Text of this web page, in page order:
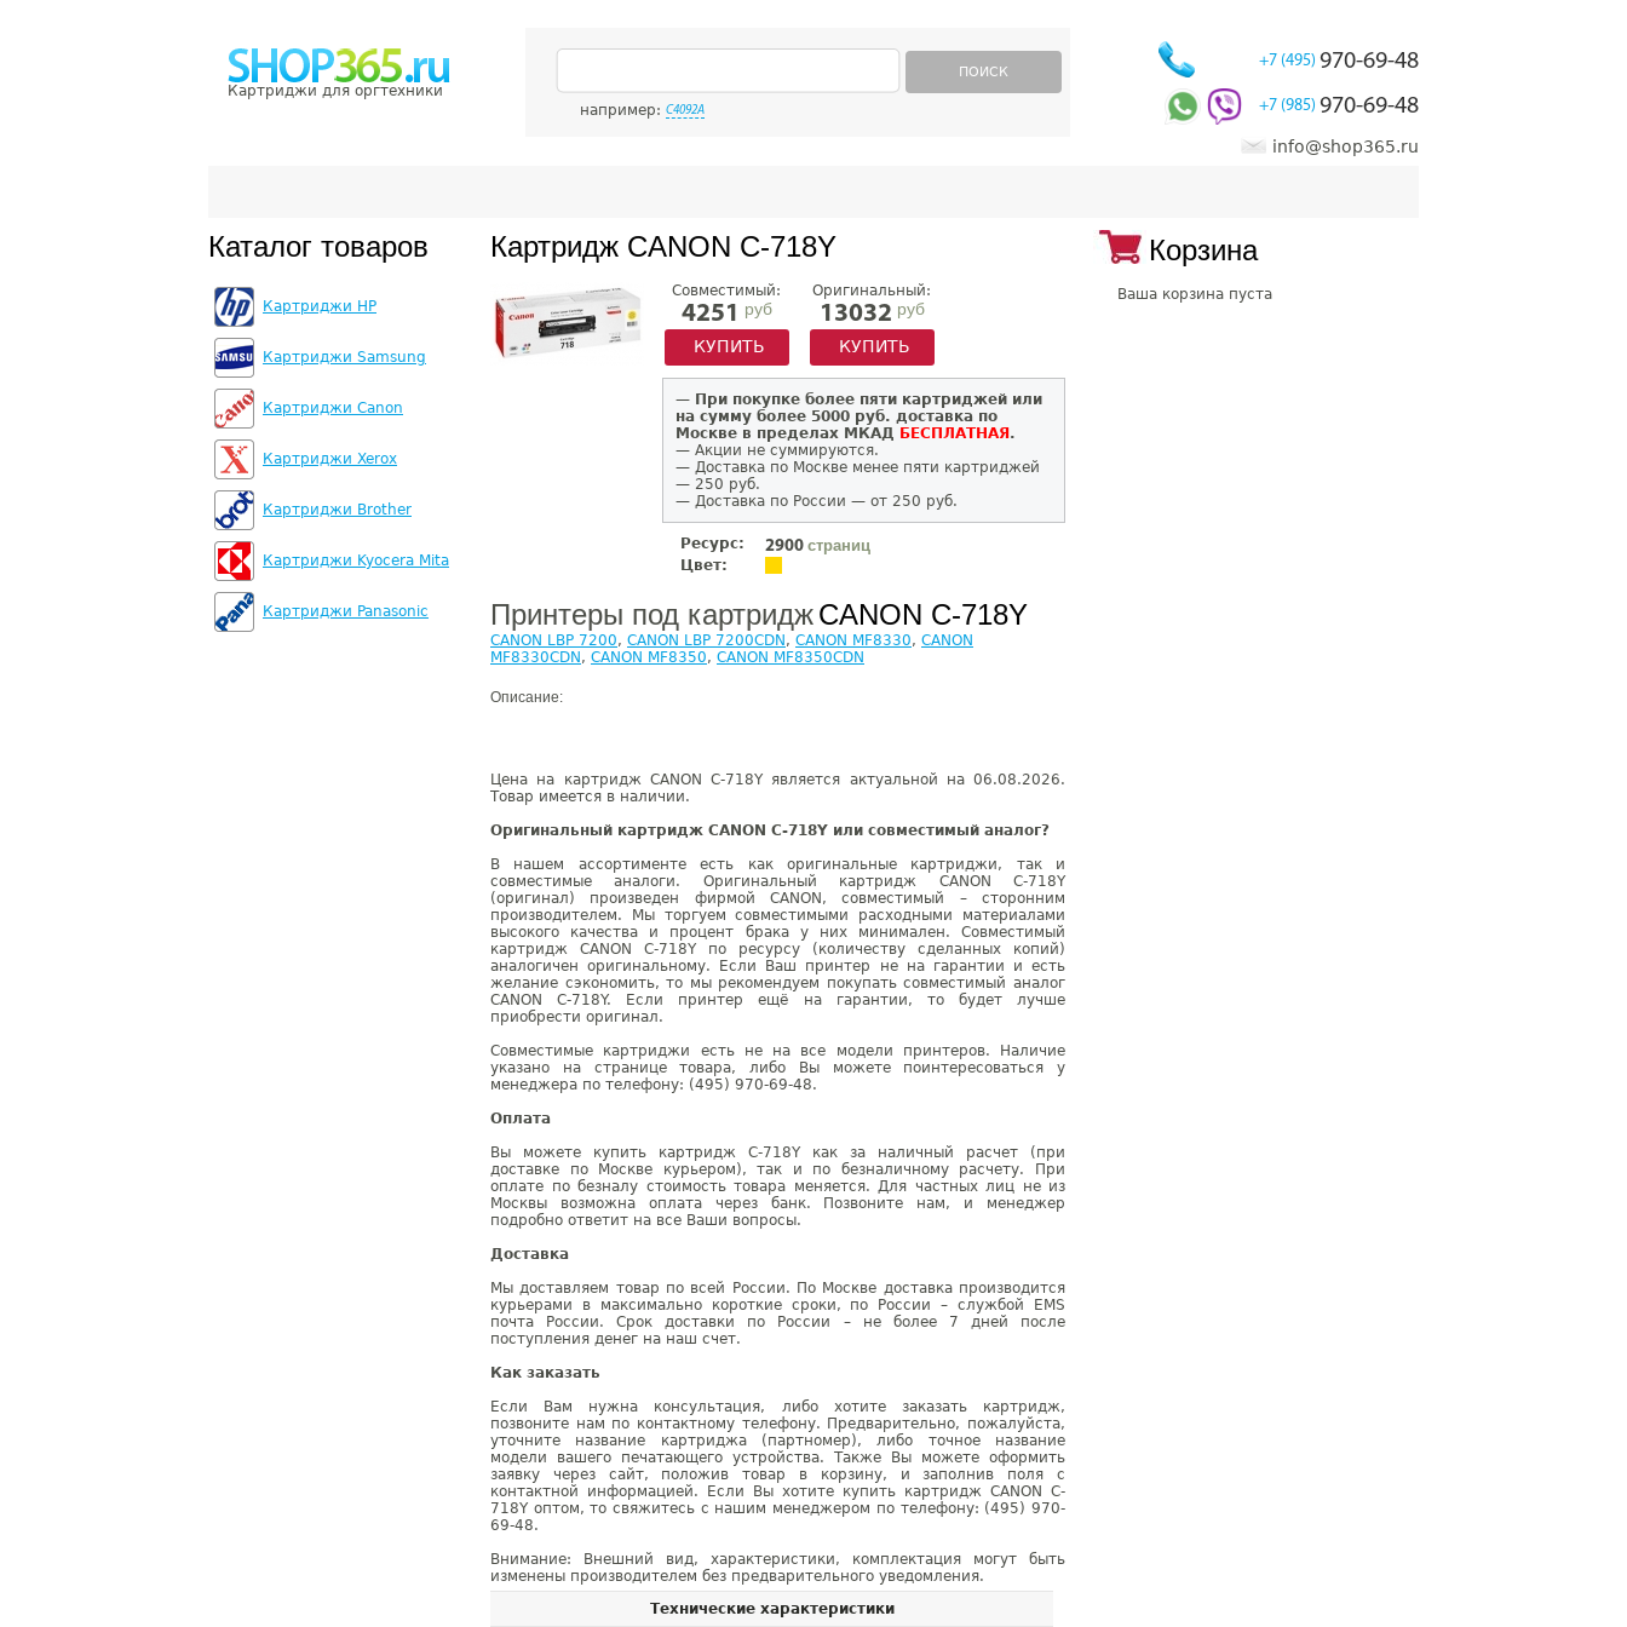
Картриджи для оргтехники
ПОИСК
например: C4092A
+7 (495) 970-69-48
+7 (985) 970-69-48
info@shop365.ru
Каталог товаров
Картриджи HP
Картриджи Samsung
Картриджи Canon
Картриджи Xerox
Картриджи Brother
Картриджи Kyocera Mita
Картриджи Panasonic
Картридж CANON C-718Y
Совместимый:
4251
руб
КУПИТЬ
Оригинальный:
13032 руб
КУПИТЬ
— При покупке более пяти картриджей или
на сумму более 5000 руб. доставка по
Москве в пределах МКАД БЕСПЛАТНАЯ .
— Акции не суммируются.
— Доставка по Москве менее пяти картриджей
— 250 руб.
— Доставка по России — от 250 руб.
Ресурс: 2900 страниц
Цвет:
Принтеры под картриджCANON C-718Y
CANON LBP 7200, CANON LBP 7200CDN , CANON MF8330, CANON
MF8330CDN , CANON MF8350, CANON MF8350CDN
Описание:
Цена на картридж CANON C-718Y является актуальной на 06.08.2026.
Товар имеется в наличии.
Оригинальный картридж CANON C-718Y или совместимый аналог?
В нашем ассортименте есть как оригинальные картриджи, так и
совместимые аналоги. Оригинальный картридж CANON C-718Y
(оригинал) произведен фирмой CANON, совместимый – сторонним
производителем. Мы торгуем совместимыми расходными материалами
высокого качества и процент брака у них минимален. Совместимый
картридж CANON C-718Y по ресурсу (количеству сделанных копий)
аналогичен оригинальному. Если Ваш принтер не на гарантии и есть
желание сэкономить, то мы рекомендуем покупать совместимый аналог
CANON C-718Y. Если принтер ещё на гарантии, то будет лучше
приобрести оригинал.
Совместимые картриджи есть не на все модели принтеров. Наличие
указано на странице товара, либо Вы можете поинтересоваться у
менеджера по телефону: (495) 970-69-48.
Оплата
Вы можете купить картридж C-718Y как за наличный расчет (при
доставке по Москве курьером), так и по безналичному расчету. При
оплате по безналу стоимость товара меняется. Для частных лиц не из
Москвы возможна оплата через банк. Позвоните нам, и менеджер
подробно ответит на все Ваши вопросы.
Доставка
Мы доставляем товар по всей России. По Москве доставка производится
курьерами в максимально короткие сроки, по России – службой EMS
почта России. Срок доставки по России – не более 7 дней после
поступления денег на наш счет.
Как заказать
Если Вам нужна консультация, либо хотите заказать картридж,
позвоните нам по контактному телефону. Предварительно, пожалуйста,
уточните название картриджа (партномер), либо точное название
модели вашего печатающего устройства. Также Вы можете оформить
заявку через сайт, положив товар в корзину, и заполнив поля с
контактной информацией. Если Вы хотите купить картридж CANON C-
718Y оптом, то свяжитесь с нашим менеджером по телефону: (495) 970-
69-48.
Внимание: Внешний вид, характеристики, комплектация могут быть
изменены производителем без предварительного уведомления.
Технические характеристики
Корзина
Ваша корзина пуста